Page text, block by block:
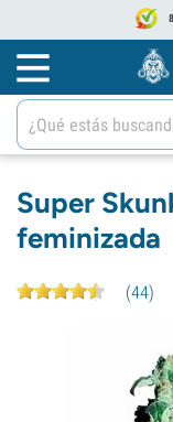
Super
feminizada
(44)